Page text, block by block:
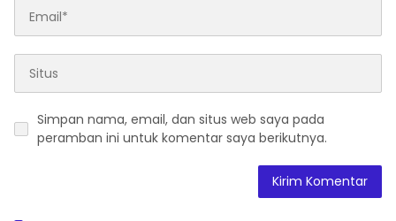
Simpan nama, email, dan situs web saya pada
peramban ini untuk komentar saya berikutnya.